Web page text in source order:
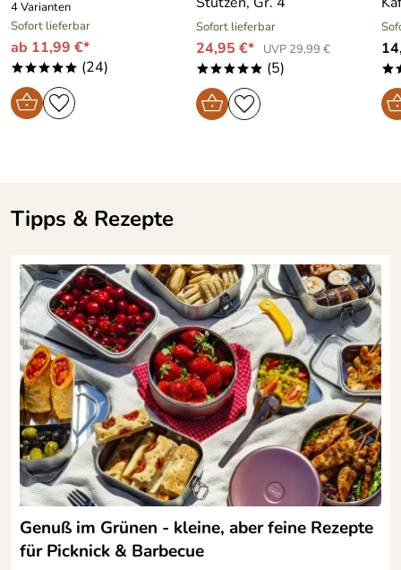
4 Varianten
Sofort lieferbar
ab 11,99 €*
***** (24)
Sofort lieferbar
24,95 €* UVP 29,99 €
***** (5)
Tipps & Rezepte
Genuß im Grünen - kleine, aber feine Rezepte
für Picknick & Barbecue